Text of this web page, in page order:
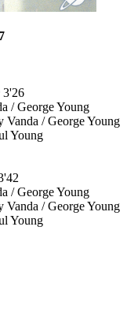
3'26
/ George Young
Vanda / George Young
Young
/ George Young
Vanda / George Young
Young